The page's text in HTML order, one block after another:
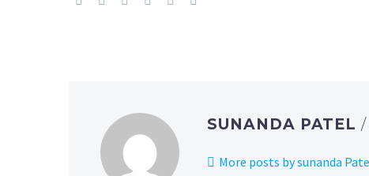
SUNANDA PATEL/
More posts by sunanda